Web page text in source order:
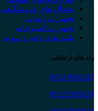
یخچال های فروشگاهی
تجهیزات لبنیاتی
تجهیزات آشپزخانه
پلیت های ذخیره سرما
راه های ارتباطی
09121908243
09121509834